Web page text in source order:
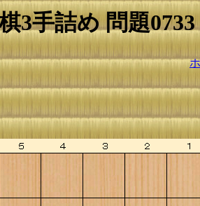
3手詰め 問題0733